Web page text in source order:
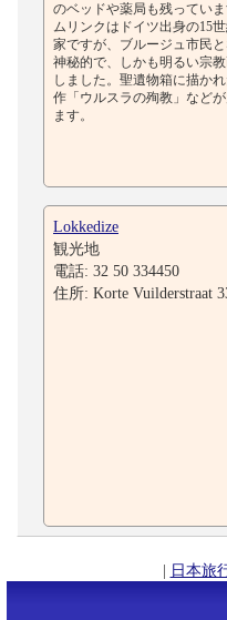
のベッドや薬局も残ってい
ムリンクはドイツ出身の15
家ですが、ブルージュ市民と
神秘的で、しかも明るい宗
しました。聖遺物箱に描か
作「ウルスラの殉教」など
ます。
Lokkedize
観光地
電話: 32 50 334450
住所: Korte Vuilderstraat
| 日本旅